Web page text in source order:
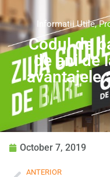
Informatii Utile,
Codul de
de ani de
avantajele
October 7, 2019
ANTERIOR